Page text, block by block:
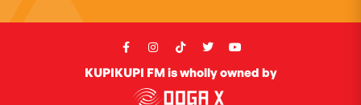
KUPIKUPI FM is wholly owned by